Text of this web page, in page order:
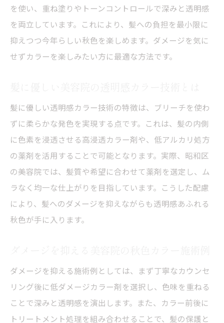
を使い、重ね塗りやトーンコントロールで深みと透明感
を両立しています。これにより、髪への負担を最小限に
抑えつつ今年らしい秋色を楽しめます。ダメージを気に
せずカラーを楽しみたい方に最適な方法です。
髪に優しい透明感カラー技術の特徴は、ブリーチを使わ
ずに柔らかな発色を実現する点です。これは、髪の内側
に色素を浸透させる高浸透カラー剤や、低アルカリ処方
の薬剤を活用することで可能となります。実際、昭和区
の美容院では、髪質や希望に合わせて薬剤を選定し、ム
ラなく均一な仕上がりを目指しています。こうした配慮
により、髪へのダメージを抑えながらも透明感あふれる
秋色が手に入ります。
ダメージを抑える施術例としては、まず丁寧なカウンセ
リング後に低ダメージカラー剤を選択し、色味を重ねる
ことで深みと透明感を演出します。また、カラー前後に
トリートメント処理を組み合わせることで、髪の保護と